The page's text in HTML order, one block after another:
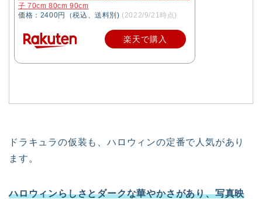
子 70cm 80cm 90cm
価格：2400円（税込、送料別) (2022/9/21時点)
楽天で購入
ドラキュラの仮装も、ハロウィンの定番で人気があり
ます。
ハロウィンらしさとダークな華やかさがあり、写真映